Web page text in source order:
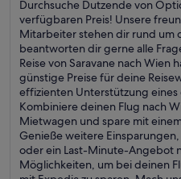
Durchsuche Dutzende von
verfügbaren Preis! Unsere
Mitarbeiter stehen dir rund um
beantworten dir gerne alle
Reise von Saravane nach Wien
günstige Preise für deine
effizienten Unterstützung
Kombiniere deinen Flug nach
Mietwagen und spare mit
Genieße weitere
oder ein Last-Minute-Angebot
Möglichkeiten, um bei deinen